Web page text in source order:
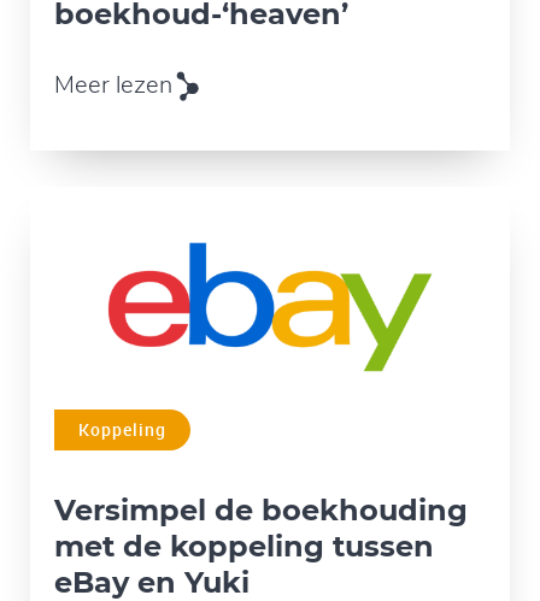
boekhoud-‘heaven’
Meer lezen
Koppeling
Versimpel de boekhouding
met de koppeling tussen
eBay en Yuki